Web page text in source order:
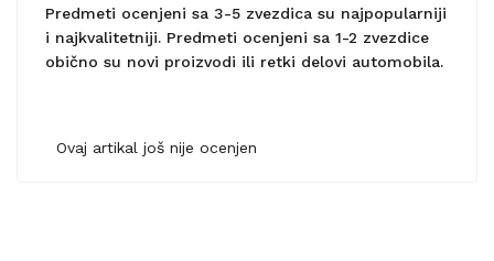
Predmeti ocenjeni sa 3-5 zvezdica su najpopularniji
i najkvalitetniji. Predmeti ocenjeni sa 1-2 zvezdice
obično su novi proizvodi ili retki delovi automobila.
Ovaj artikal još nije ocenjen